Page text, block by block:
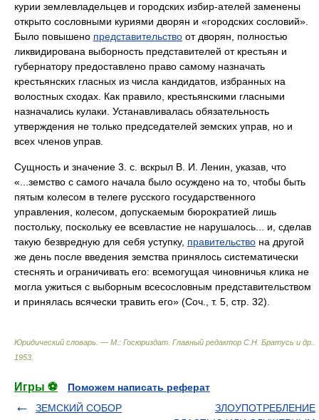
курии землевладельцев и городских избир-ателей заменены
открыто сословными куриями дворян и «городских сословий».
Было повышено представительство от дворян, полностью
ликвидирована выборность представителей от крестьян и
губернатору предоставлено право самому назначать
крестьянских гласных из числа кандидатов, избранных на
волостных сходах. Как правило, крестьянскими гласными
назначались кулаки. Устанавливалась обязательность
утверждения не только председателей земских управ, но и
всех членов управ.
Сущность и значение 3. с. вскрыл В. И. Ленин, указав, что
«...земство с самого начала было осуждено на то, чтобы быть
пятым колесом в телеге русского государственного
управления, колесом, допускаемым бюрократией лишь
постольку, поскольку ее всевластие не нарушалось... и, сделав
такую безвредную для себя уступку, правительство на другой
же день после введения земства принялось систематически
стеснять и ограничивать его: всемогущая чиновничья клика не
могла ужиться с выборным всесословным представительством
и принялась всячески травить его» (Соч., т. 5, стр. 32).
Юридический словарь. — М.: Госюриздат Главный редактор С.Н. Братусь и др.
1953
Игры ⚽
Поможем написать реферат
ЗЕМСКИЙ СОБОР
ЗЛОУПОТРЕБЛЕНИЕ